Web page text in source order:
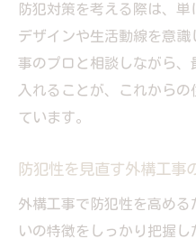
防犯対策を考える際は、単
デザインや生活動線を意
事のプロと相談しながら、
入れることが、これから
ています。
防犯性を見直す外構工事
外構工事で防犯性を高め
いの特徴をしっかり把握